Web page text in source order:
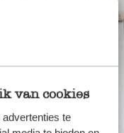
van cookies
te